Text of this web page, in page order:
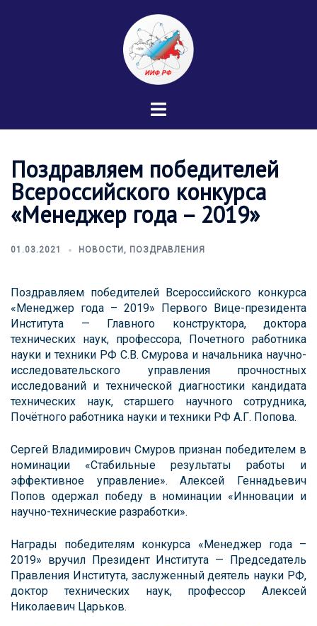
Переключатель
Поздравляем победителей
Всероссийского конкурса
«Менеджер года – 2019»
01.03.2021 НОВОСТИ , ПОЗДРАВЛЕНИЯ
Поздравляем победителей Всероссийского конкурса
«Менеджер года – 2019» Первого Вице-президента
Института — Главного конструктора, доктора
технических наук, профессора, Почетного работника
науки и техники РФ С.В. Смурова и начальника научно-
исследовательского управления прочностных
исследований и технической диагностики кандидата
технических наук, старшего научного сотрудника,
Почётного работника науки и техники РФ А.Г. Попова.
Сергей Владимирович Смуров признан победителем в
номинации «Стабильные результаты работы и
эффективное управление». Алексей Геннадьевич
Попов одержал победу в номинации «Инновации и
научно-технические разработки».
Награды победителям конкурса «Менеджер года –
2019» вручил Президент Института — Председатель
Правления Института, заслуженный деятель науки РФ,
доктор технических наук, профессор Алексей
Николаевич Царьков.